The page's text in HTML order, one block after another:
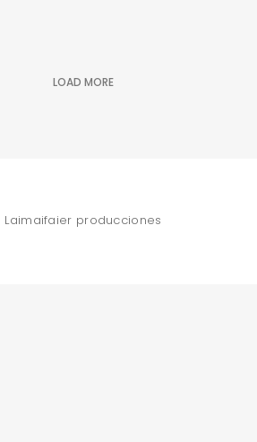
LOAD MORE
Laimaifaier producciones